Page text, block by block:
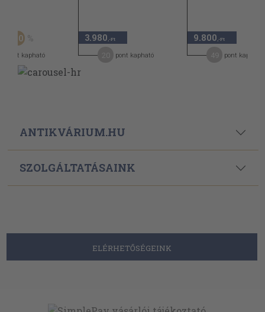
20
pont kapható
3.980 ,-Ft
pont kapható
9.800 ,-Ft
pont kapható
ANTIKVÁRIUM.HU
SZOLGÁLTATÁSAINK
ELÉRHETŐSÉGEINK